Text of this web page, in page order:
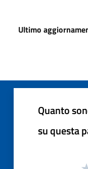
Ultimo
Quanto
su questa